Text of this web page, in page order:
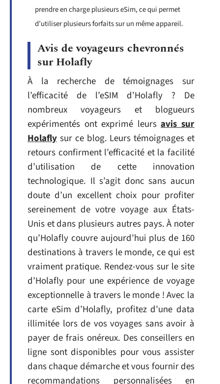
prendre en charge plusieurs eSim, ce qui permet
d’utiliser plusieurs forfaits sur un même appareil.
Avis de voyageurs chevronnés
sur Holafly
À la recherche de témoignages sur
l’efficacité de l’eSIM d’Holafly ? De
nombreux voyageurs et blogueurs
expérimentés ont exprimé leursavis sur
Holafly sur ce blog. Leurs témoignages et
retours confirment l’efficacité et la facilité
d’utilisation de cette innovation
technologique. Il s’agit donc sans aucun
doute d’un excellent choix pour profiter
sereinement de votre voyage aux États-
Unis et dans plusieurs autres pays. À noter
qu’Holafly couvre aujourd’hui plus de 160
destinations à travers le monde, ce qui est
vraiment pratique. Rendez-vous sur le site
d’Holafly pour une expérience de voyage
exceptionnelle à travers le monde ! Avec la
carte eSim d’Holafly, profitez d’une data
illimitée lors de vos voyages sans avoir à
payer de frais onéreux. Des conseillers en
ligne sont disponibles pour vous assister
dans chaque démarche et vous fournir des
recommandations personnalisées en